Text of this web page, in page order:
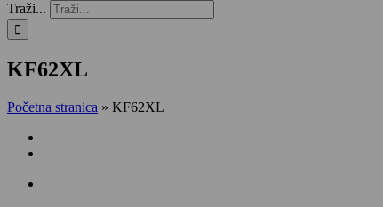
Traži...
KF62XL
Početna stranica » KF62XL